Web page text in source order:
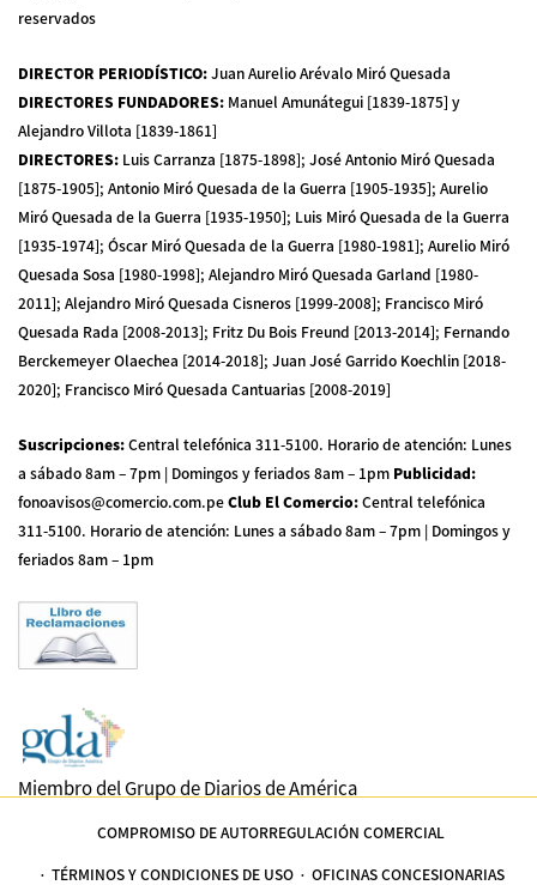
reservados
DIRECTOR PERIODÍSTICO:Juan Aurelio Arévalo Miró Quesada
DIRECTORES FUNDADORES: Manuel Amunátegui [1839-1875] y
Alejandro Villota [1839-1861]
DIRECTORES: Luis Carranza [1875-1898]; José Antonio Miró Quesada
[1875-1905]; Antonio Miró Quesada de la Guerra [1905-1935]; Aurelio
Miró Quesada de la Guerra [1935-1950]; Luis Miró Quesada de la Guerra
[1935-1974]; Óscar Miró Quesada de la Guerra [1980-1981]; Aurelio Miró
Quesada Sosa [1980-1998]; Alejandro Miró Quesada Garland [1980-
2011]; Alejandro Miró Quesada Cisneros [1999-2008]; Francisco Miró
Quesada Rada [2008-2013]; Fritz Du Bois Freund [2013-2014]; Fernando
Berckemeyer Olaechea [2014-2018]; Juan José Garrido Koechlin [2018-
2020]; Francisco Miró Quesada Cantuarias [2008-2019]
Suscripciones:Central telefónica 311-5100. Horario de atención: Lunes
a sábado 8am – 7pm | Domingos y feriados 8am – 1pm Publicidad:
fonoavisos@comercio.com.peClub El Comercio:Central telefónica
311-5100. Horario de atención: Lunes a sábado 8am – 7pm | Domingos y
feriados 8am – 1pm
Miembro del Grupo de Diarios de América
COMPROMISO DE AUTORREGULACIÓN COMERCIAL
TÉRMINOS Y CONDICIONES DE USO OFICINAS CONCESIONARIAS